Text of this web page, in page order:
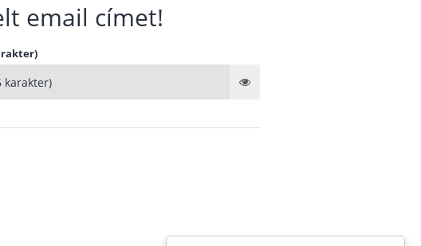
email címet!